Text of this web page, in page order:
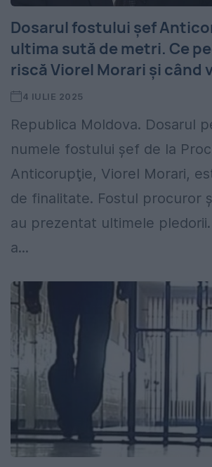
Dosarul fostului șef
ultima sută de metri. Ce
riscă Viorel Morari și când
4 IULIE 2025
Republica Moldova. Dosarul
numele fostului şef de la
Anticorupţie, Viorel Morari,
de finalitate. Fostul procuror
au prezentat ultimele
a...